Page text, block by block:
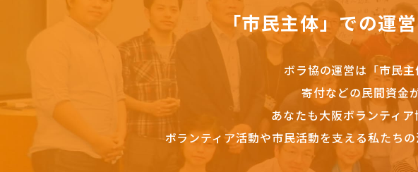
「市民主体」での運
ボラ協の運営は「市民主
寄付などの民間資金
あなたも大阪ボランティ
ボランティア活動や市民活動を支える私たち